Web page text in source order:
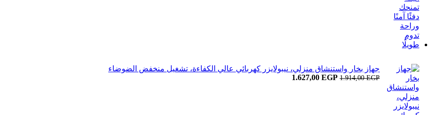
جهاز بخار واستنشاق منزلي، نيبولايزر كهربائي عالي الكفاءة، تشغيل منخفض الضوضاء
1.914,00EGP
السعر1.627,00 EGP